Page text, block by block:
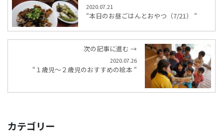
2020.07.21
“本日のお昼ごはんとおやつ（7/21） “
次の記事に進む →
2020.07.26
“１歳児～２歳児のおすすめの絵本 “
カテゴリー